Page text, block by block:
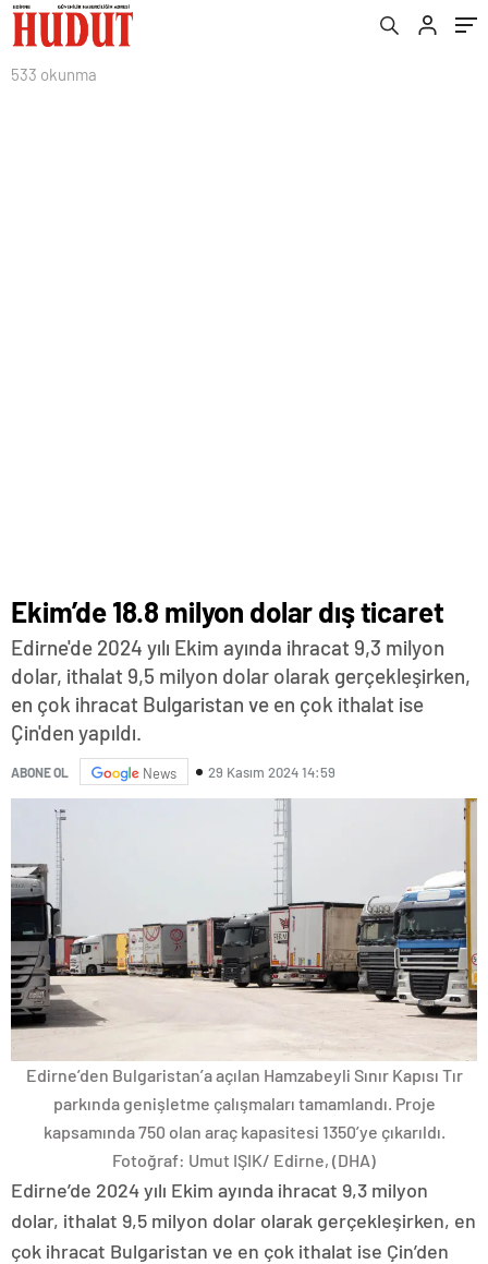
533 okunma
Ekim’de 18.8 milyon dolar dış ticaret
Edirne'de 2024 yılı Ekim ayında ihracat 9,3 milyon
dolar, ithalat 9,5 milyon dolar olarak gerçekleşirken,
en çok ihracat Bulgaristan ve en çok ithalat ise
Çin'den yapıldı.
ABONE OL News 29 Kasım 2024 14:59
Edirne’den Bulgaristan’a açılan Hamzabeyli Sınır Kapısı Tır
parkında genişletme çalışmaları tamamlandı. Proje
kapsamında 750 olan araç kapasitesi 1350’ye çıkarıldı.
Fotoğraf: Umut IŞIK/ Edirne, (DHA)
Edirne’de 2024 yılı Ekim ayında ihracat 9,3 milyon
dolar, ithalat 9,5 milyon dolar olarak gerçekleşirken, en
çok ihracat Bulgaristan ve en çok ithalat ise Çin’den